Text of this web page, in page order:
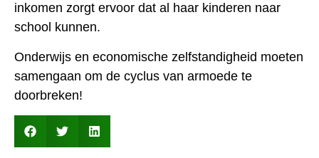
inkomen zorgt ervoor dat al haar kinderen naar
school kunnen.
Onderwijs en economische zelfstandigheid moeten
samengaan om de cyclus van armoede te
doorbreken!